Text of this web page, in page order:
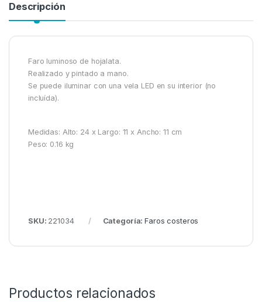
Descripción
Faro luminoso de hojalata.
Realizado y pintado a mano.
Se puede iluminar con una vela LED en su interior (no
incluída).
Medidas: Alto: 24 x Largo: 11 x Ancho: 11 cm
Peso: 0.16 kg
SKU: 221034 Categoría:Faros costeros
Productos relacionados